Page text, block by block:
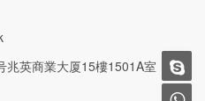
兆英商業大厦15樓1501A室